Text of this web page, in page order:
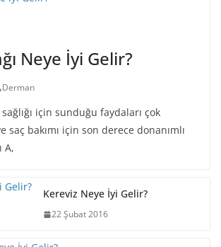
Neye İyi Gelir?
Derman
için sunduğu faydaları çok
saç bakımı için son derece donanımlı
A,
Kereviz Neye İyi Gelir?
22 Şubat 2016